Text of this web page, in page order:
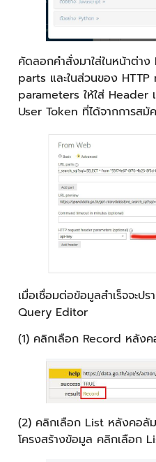
คัดลอกคำสั่งมาใส่ในหน้าต่า
parts และในส่วนของ
parameters ให้ใส่ Header
User Token ที่ได้จากการสมั
เมื่อเชื่อมต่อข้อมูลสำเร็จจะป
Query Editor
(1) คลิกเลือก Record หลัง
(2) คลิกเลือก List หลังคอลั
โครงสร้างข้อมูล คลิกเลือก